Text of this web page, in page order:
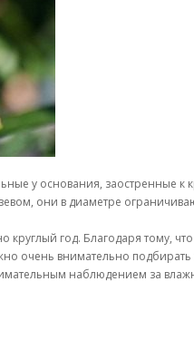
у основания, заостренные к
они в диаметре
год. Благодаря тому,
очень внимательно
наблюдением за